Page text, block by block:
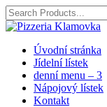
Úvodní stránka
Jídelní lístek
denní menu – 3
Nápojový lístek
Kontakt